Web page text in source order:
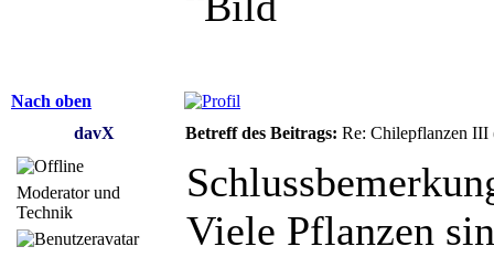
Nach oben
davX
Betreff des Beitrags: Re: Chilepflanzen
Moderator und
Technik
Viele Pflanzen